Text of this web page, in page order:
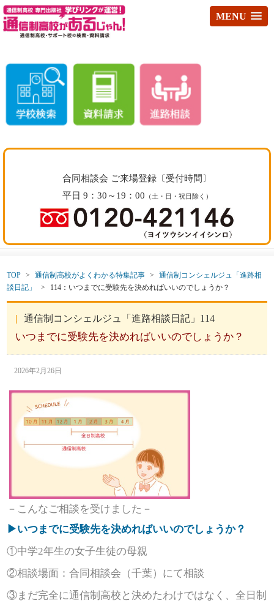
MENU
合同相談会 ご来場登録〔受付時間〕
平日 9：30～19：00 （土・日・祝日除く）
TOP > 通信制高校がよくわかる特集記事 >
通信制コンシェルジュ「進路相
談日記」
> 114：いつまでに受験先を決めればいいのでしょうか？
通信制コンシェルジュ「進路相談日記」114
いつまでに受験先を決めればいいのでしょうか？
2026年2月26日
－こんなご相談を受けました－
▶いつまでに受験先を決めればいいのでしょうか？
①中学2年生の女子生徒の母親
②相談場面：合同相談会（千葉）にて相談
③まだ完全に通信制高校と決めたわけではなく、全日制